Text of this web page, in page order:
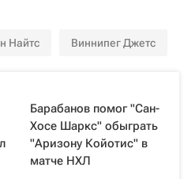
Найтс Виннипег Джетс
Барабанов помог "Сан-
Хосе Шаркс" обыграть
"Аризону Койотис" в
матче НХЛ